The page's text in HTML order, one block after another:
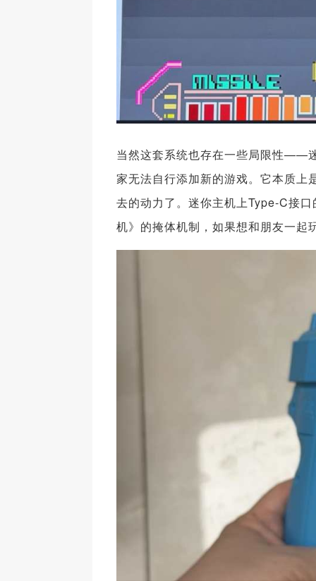
当然这套系统也存在一些局限性——
家无法自行添加新的游戏。它本质上
去的动力了。迷你主机上Type-C接
机》的掩体机制，如果想和朋友一起